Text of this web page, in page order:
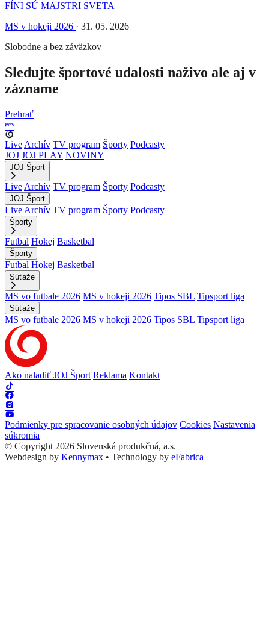
FÍNI SÚ MAJSTRI SVETA
MS v hokeji 2026 · 31. 05. 2026
Slobodne a bez záväzkov
Sledujte športové udalosti naživo ale aj v
zázname
Prehrať
Live Archív TV program Športy Podcasty
JOJ JOJ PLAY NOVINY
JOJ Šport
Live Archív TV program Športy Podcasty
JOJ Šport
Live Archív TV program Športy Podcasty
Športy
Futbal Hokej Basketbal
Športy
Futbal Hokej Basketbal
Súťaže
MS vo futbale 2026 MS v hokeji 2026 Tipos SBL Tipsport liga
Súťaže
MS vo futbale 2026 MS v hokeji 2026 Tipos SBL Tipsport liga
Ako naladiť JOJ Šport Reklama Kontakt
Podmienky pre spracovanie osobných údajov Cookies Nastavenia
súkromia
© Copyright 2026 Slovenská produkčná, a.s.
Webdesign by Kennymax • Technology by eFabrica